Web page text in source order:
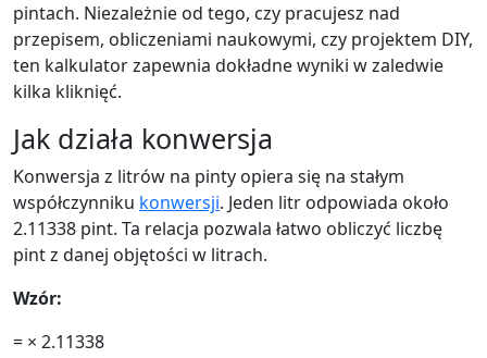
pintach. Niezależnie od tego, czy pracujesz nad
przepisem, obliczeniami naukowymi, czy projektem DIY,
ten kalkulator zapewnia dokładne wyniki w zaledwie
kilka kliknięć.
Jak działa konwersja
Konwersja z litrów na pinty opiera się na stałym
współczynniku konwersji. Jeden litr odpowiada około
2.11338 pint. Ta relacja pozwala łatwo obliczyć liczbę
pint z danej objętości w litrach.
Wzór:
= × 2.11338